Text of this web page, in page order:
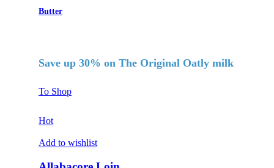
Butter
Save up 30% on The Original Oatly milk
To Shop
Hot
Add to wishlist